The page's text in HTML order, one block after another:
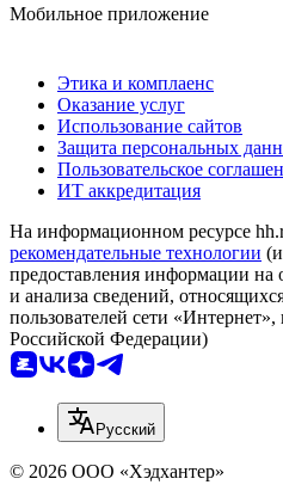
Мобильное приложение
Этика и комплаенс
Оказание услуг
Использование сайтов
Защита персональных
Пользовательское
ИТ аккредитация
На информационном ресурсе
рекомендательные технологии
предоставления информации на
и анализа сведений,
пользователей сети
Российской Федерации)
Русский
© 2026 ООО «Хэдхантер»